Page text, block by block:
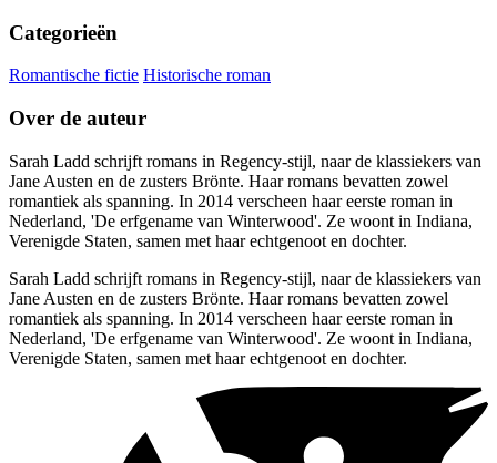
Categorieën
Romantische fictie Historische roman
Over de auteur
Sarah Ladd schrijft romans in Regency-stijl, naar de klassiekers van
Jane Austen en de zusters Brönte. Haar romans bevatten zowel
romantiek als spanning. In 2014 verscheen haar eerste roman in
Nederland, 'De erfgename van Winterwood'. Ze woont in Indiana,
Verenigde Staten, samen met haar echtgenoot en dochter.
Sarah Ladd schrijft romans in Regency-stijl, naar de klassiekers van
Jane Austen en de zusters Brönte. Haar romans bevatten zowel
romantiek als spanning. In 2014 verscheen haar eerste roman in
Nederland, 'De erfgename van Winterwood'. Ze woont in Indiana,
Verenigde Staten, samen met haar echtgenoot en dochter.